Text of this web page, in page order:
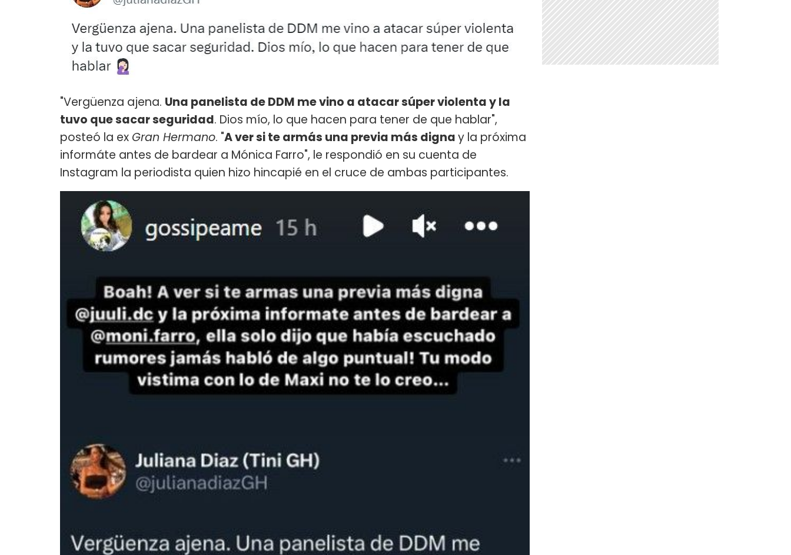
"Vergüenza ajena. Una panelista de DDM me vino a atacar súper violenta y la
tuvo que sacar seguridad. Dios mío, lo que hacen para tener de que hablar",
posteó la ex Gran Hermano. "A ver si te armás una previa más dignay la próxima
informáte antes de bardear a Mónica Farro", le respondió en su cuenta de
Instagram la periodista quien hizo hincapié en el cruce de ambas participantes.